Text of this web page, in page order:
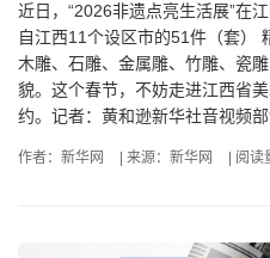
近日，“2026非遗点亮生活展”在
自江西11个设区市的51件（套）
木雕、石雕、金属雕、竹雕、瓷
貌。这个春节，不妨走进江西省
约。记者：黄和逊新华社音视频
作者：新华网 来源：新华网 阅读